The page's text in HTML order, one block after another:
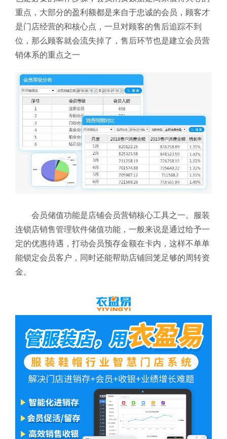
重点，大部分的盈利额都是来自于忠诚的会员，顾客才
是门店经营的和核心点，一旦对顾客的售后追踪不到
位，那么顾客就会流失掉了，售后环节也是建立会员营
销体系的重点之一
会员储值功能是店铺会员营销核心工具之一。服装
连锁店销售管理软件储值功能，一般来说是通过给予一
定的优惠待遇，打动会员预存金额在卡内，这样不单单
能锁定会员客户，同时还能帮助店铺回笼足够的周转资
金。